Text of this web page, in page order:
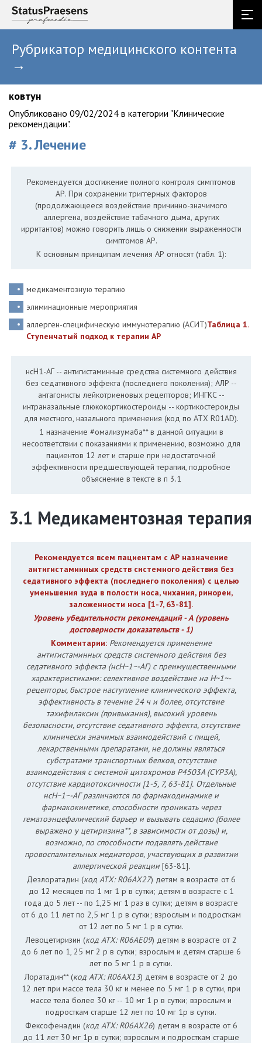
Рубрикатор медицинского контента
→
ковтун
Опубликовано 09/02/2024 в категории "Клинические
рекомендации".
# 3. Лечение
Рекомендуется достижение полного контроля симптомов
АР. При сохранении триггерных факторов
(продолжающееся воздействие причинно-значимого
аллергена, воздействие табачного дыма, других
ирритантов) можно говорить лишь о снижении выраженности
симптомов АР.
К основным принципам лечения АР относят (табл. 1):
медикаментозную терапию
элиминационные мероприятия
аллерген-специфическую иммунотерапию (АСИТ)Таблица 1.
Ступенчатый подход к терапии АР
нсН1-АГ -- антигистаминные средства системного действия
без седативного эффекта (последнего поколения); АЛР --
антагонисты лейкотриеновых рецепторов; ИНГКС --
интраназальные глюкокортикостероиды -- кортикостероиды
для местного, назального применения (код по АТХ R01AD).
1 назначение #омализумаба** в данной ситуации в
несоответствии с показаниями к применению, возможно для
пациентов 12 лет и старше при недостаточной
эффективности предшествующей терапии, подробное
объяснение в тексте в п 3.1
3.1 Медикаментозная терапия
Рекомендуется всем пациентам с АР назначение
антигистаминных средств системного действия без
седативного эффекта (последнего поколения) с целью
уменьшения зуда в полости носа, чихания, ринореи,
заложенности носа [1-7, 63-81].
Уровень убедительности рекомендаций - А (уровень
достоверности доказательств - 1)
Комментарии: Рекомендуется применение
антигистаминных средств системного действия без
седативного эффекта (нсН~1~-АГ) с преимущественными
характеристиками: селективное воздействие на H~1~-
рецепторы, быстрое наступление клинического эффекта,
эффективность в течение 24 ч и более, отсутствие
тахифилаксии (привыкания), высокий уровень
безопасности, отсутствие седативного эффекта, отсутствие
клинически значимых взаимодействий с пищей,
лекарственными препаратами, не должны являться
субстратами транспортных белков, отсутствие
взаимодействия с системой цитохромов P4503A (CYP3A),
отсутствие кардиотоксичности [1-5, 7, 63-81]. Отдельные
нсН~1~-АГ различаются по фармакодинамике и
фармакокинетике, способности проникать через
гематоэнцефалический барьер и вызывать седацию (более
выражено у цетиризина**, в зависимости от дозы) и,
возможно, по способности подавлять действие
провоспалительных медиаторов, участвующих в развитии
аллергической реакции[63-81].
Дезлоратадин (код АТХ: R06AX27) детям в возрасте от 6
до 12 месяцев по 1 мг 1 р в сутки; детям в возрасте с 1
года до 5 лет -- по 1,25 мг 1 раз в сутки; детям в возрасте
от 6 до 11 лет по 2,5 мг 1 р в сутки; взрослым и подросткам
от 12 лет по 5 мг 1 р в сутки.
Левоцетиризин (код АТХ: R06AE09) детям в возрасте от 2
до 6 лет по 1, 25 мг 2 р в сутки; взрослым и детям старше 6
лет по 5 мг 1 р в сутки.
Лоратадин** (код АТХ: R06AX13) детям в возрасте от 2 до
12 лет при массе тела 30 кг и менее по 5 мг 1 р в сутки, при
массе тела более 30 кг -- 10 мг 1 р в сутки; взрослым и
подросткам старше 12 лет по 10 мг 1р в сутки.
Фексофенадин (код АТХ: R06AX26) детям в возрасте от 6
до 11 лет 30 мг 1р в сутки; взрослым и подросткам старше